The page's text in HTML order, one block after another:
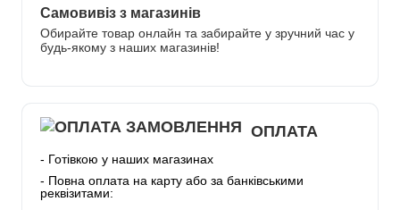
Самовивіз з магазинів
Обирайте товар онлайн та забирайте у зручний час у
будь-якому з наших магазинів!
ОПЛАТА
- Готівкою у наших магазинах
- Повна оплата на карту або за банківськими
реквізитами: